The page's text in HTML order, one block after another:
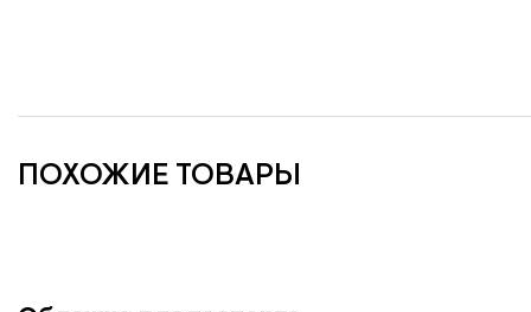
ПОХОЖИЕ ТОВАРЫ